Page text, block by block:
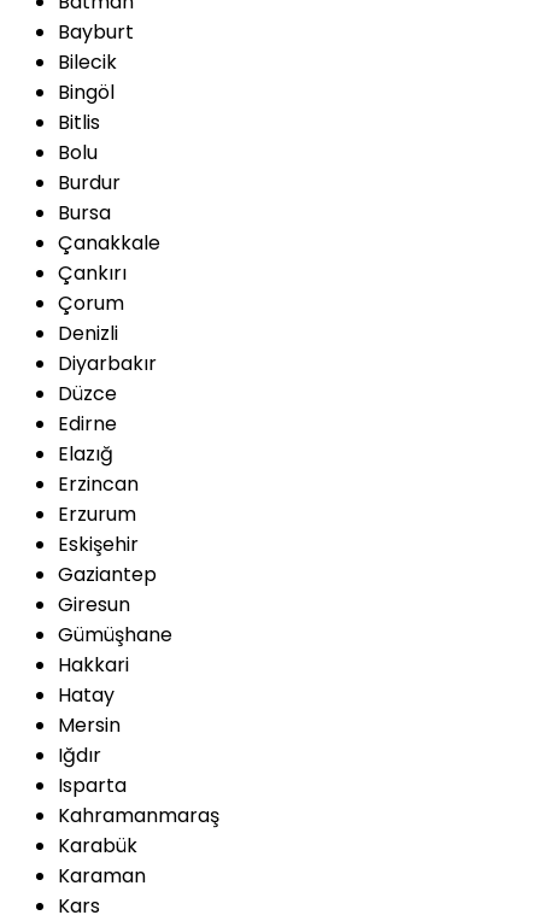
Bayburt
Bilecik
Bingöl
Bitlis
Bolu
Burdur
Bursa
Çanakkale
Çankırı
Çorum
Denizli
Diyarbakır
Düzce
Edirne
Elazığ
Erzincan
Erzurum
Eskişehir
Gaziantep
Giresun
Gümüşhane
Hakkari
Hatay
Mersin
Iğdır
Isparta
Kahramanmaraş
Karabük
Karaman
Kars